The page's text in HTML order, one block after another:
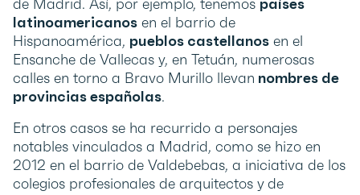
latinoamericanos en el barrio de
Hispanoamérica, pueblos castellanos en el
Ensanche de Vallecas y, en Tetuán, numerosas
calles en torno a Bravo Murillo llevan nombres de
provincias españolas.
En otros casos se ha recurrido a personajes
notables vinculados a Madrid, como se hizo en
2012 en el barrio de Valdebebas, a iniciativa de los
colegios profesionales de arquitectos y de